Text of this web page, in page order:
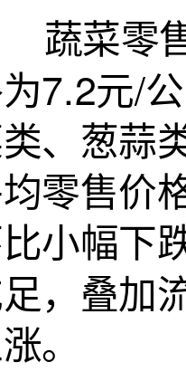
零售
7.2元/
、葱蒜
零售价
小幅下
，叠加
。